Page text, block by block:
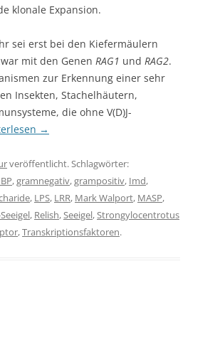
klonale Expansion.
sei erst bei den Kiefermäulern
mit den Genen RAG1 und RAG2.
zur Erkennung einer sehr
Insekten, Stachelhäutern,
die ohne V(D)J-
→
veröffentlicht. Schlagwörter:
,gramnegativ,grampositiv, Imd,
, LPS, LRR, Mark Walport, MASP,
, Relish,Seeigel,Strongylocentrotus
,Transkriptionsfaktoren.